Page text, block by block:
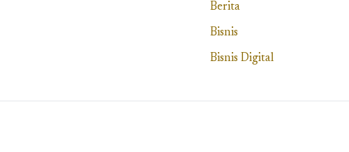
Berita
Bisnis
Bisnis Digital